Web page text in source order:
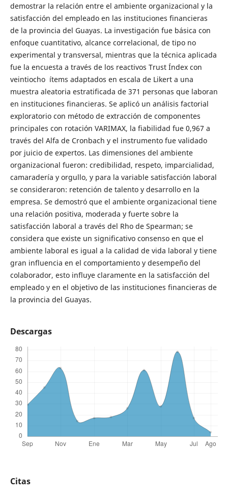
demostrar la relación entre el ambiente organizacional y la
satisfacción del empleado en las instituciones financieras
de la provincia del Guayas. La investigación fue básica con
enfoque cuantitativo, alcance correlacional, de tipo no
experimental y transversal, mientras que la técnica aplicada
fue la encuesta a través de los reactivos Trust Índex con
veintiocho ítems adaptados en escala de Likert a una
muestra aleatoria estratificada de 371 personas que laboran
en instituciones financieras. Se aplicó un análisis factorial
exploratorio con método de extracción de componentes
principales con rotación VARIMAX, la fiabilidad fue 0,967 a
través del Alfa de Cronbach y el instrumento fue validado
por juicio de expertos. Las dimensiones del ambiente
organizacional fueron: credibilidad, respeto, imparcialidad,
camaradería y orgullo, y para la variable satisfacción laboral
se consideraron: retención de talento y desarrollo en la
empresa. Se demostró que el ambiente organizacional tiene
una relación positiva, moderada y fuerte sobre la
satisfacción laboral a través del Rho de Spearman; se
considera que existe un significativo consenso en que el
ambiente laboral es igual a la calidad de vida laboral y tiene
gran influencia en el comportamiento y desempeño del
colaborador, esto influye claramente en la satisfacción del
empleado y en el objetivo de las instituciones financieras de
la provincia del Guayas.
Descargas
Citas